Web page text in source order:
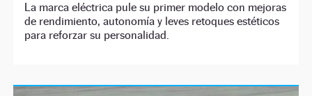
La marca eléctrica pule su primer modelo con mejoras
de rendimiento, autonomía y leves retoques estéticos
para reforzar su personalidad.